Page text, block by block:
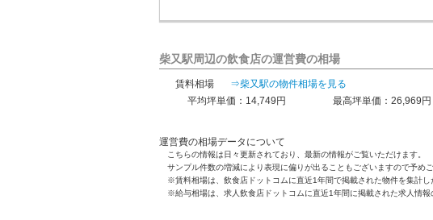
柴又駅周辺の飲食店の運営費の相場
賃料相場
⇒柴又駅の物件相場を見る
平均坪単価：14,749円
最高坪単価：26,969円
運営費の相場データについて
こちらの情報は日々更新されており、最新の情報がご覧いただけます。
サンプル件数の増減により表現に偏りが出ることもございますので予めご
※賃料相場は、飲食店ドットコムに直近1年間で掲載された物件を集計し
※給与相場は、求人飲食店ドットコムに直近1年間に掲載された求人情報